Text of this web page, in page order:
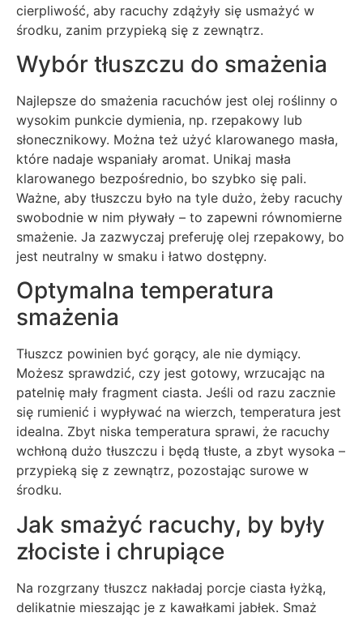
cierpliwość, aby racuchy zdążyły się usmażyć w
środku, zanim przypieką się z zewnątrz.
Wybór tłuszczu do smażenia
Najlepsze do smażenia racuchów jest olej roślinny o
wysokim punkcie dymienia, np. rzepakowy lub
słonecznikowy. Można też użyć klarowanego masła,
które nadaje wspaniały aromat. Unikaj masła
klarowanego bezpośrednio, bo szybko się pali.
Ważne, aby tłuszczu było na tyle dużo, żeby racuchy
swobodnie w nim pływały – to zapewni równomierne
smażenie. Ja zazwyczaj preferuję olej rzepakowy, bo
jest neutralny w smaku i łatwo dostępny.
Optymalna temperatura
smażenia
Tłuszcz powinien być gorący, ale nie dymiący.
Możesz sprawdzić, czy jest gotowy, wrzucając na
patelnię mały fragment ciasta. Jeśli od razu zacznie
się rumienić i wypływać na wierzch, temperatura jest
idealna. Zbyt niska temperatura sprawi, że racuchy
wchłoną dużo tłuszczu i będą tłuste, a zbyt wysoka –
przypieką się z zewnątrz, pozostając surowe w
środku.
Jak smażyć racuchy, by były
złociste i chrupiące
Na rozgrzany tłuszcz nakładaj porcje ciasta łyżką,
delikatnie mieszając je z kawałkami jabłek. Smaż